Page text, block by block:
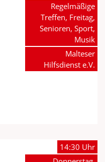
Regelmäßige
Treffen, Freitag,
Senioren, Sport,
Musik
Malteser
Hilfsdienst e.V.
14:30 Uhr